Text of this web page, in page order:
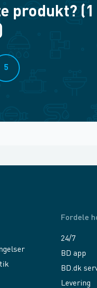
produkt?
5
Fordele
24/7
BD app
BD.dk
Levering